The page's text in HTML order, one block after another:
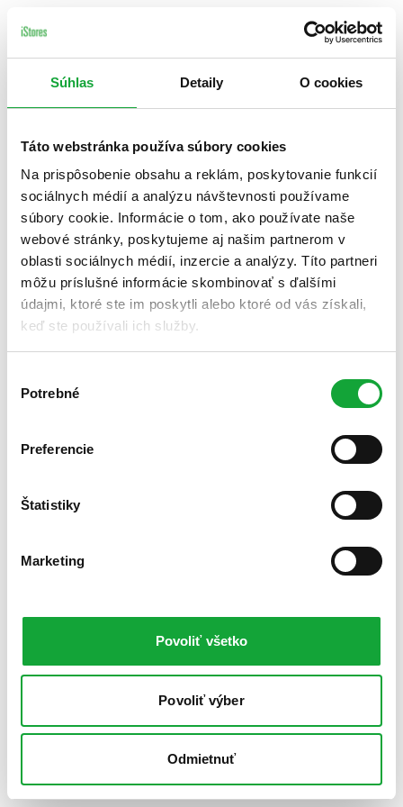
Súhlas Detaily O cookies
Táto webstránka používa súbory cookies
Na prispôsobenie obsahu a reklám, poskytovanie funkcií
sociálnych médií a analýzu návštevnosti používame
súbory cookie. Informácie o tom, ako používate naše
webové stránky, poskytujeme aj našim partnerom v
oblasti sociálnych médií, inzercie a analýzy. Títo partneri
môžu príslušné informácie skombinovať s ďalšími
údajmi, ktoré ste im poskytli alebo ktoré od vás získali,
keď ste používali ich služby.
súhlasu
Potrebné
Preferencie
Štatistiky
Marketing
Povoliť všetko
Povoliť výber
Odmietnuť